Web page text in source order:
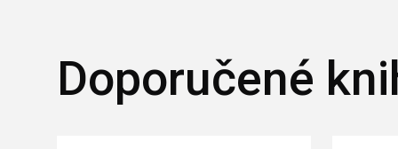
Doporučené